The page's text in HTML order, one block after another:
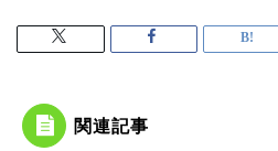
関連記事